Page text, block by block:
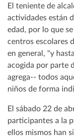
El teniente de
actividades están
edad, por lo que
centros escolares
en general, "y
acogida por parte
agrega-- todos
niños de forma
El sábado 22 de
participantes a la
ellos mismos han